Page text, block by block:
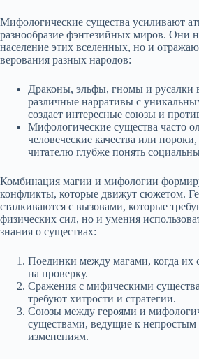
Мифологические существа усиливают
разнообразие фэнтезийных миров. Они
население этих вселенных, но и
верования разных народов:
Драконы, эльфы, гномы и русалки
различные нарративы с
создает интересные союзы и
Мифологические существа часто
человеческие качества или пороки,
читателю глубже понять
Комбинация магии и мифологии
конфликты, которые движут сюжетом.
сталкиваются с вызовами, которые
физических сил, но и умения
знания о существах:
Поединки между магами, когда их
на проверку.
Сражения с мифическими
требуют хитрости и стратегии.
Союзы между героями и
существами, ведущие к
изменениям.